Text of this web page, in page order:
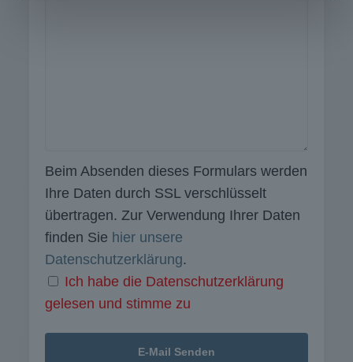
Beim Absenden dieses Formulars werden
Ihre Daten durch SSL verschlüsselt
übertragen. Zur Verwendung Ihrer Daten
finden Sie hier unsere
Datenschutzerklärung.
Ich habe die Datenschutzerklärung
gelesen und stimme zu